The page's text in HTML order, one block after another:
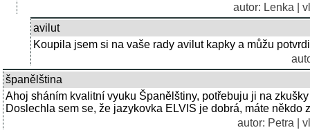
autor: Lenka |
avilut
Koupila jsem si na vaše rady avilut kapky a můžu
španělština
Ahoj sháním kvalitní vyuku Španělštiny, potřebuju ji na
Doslechla sem se, že jazykovka ELVIS je dobrá, máte někdo
autor: Petra |